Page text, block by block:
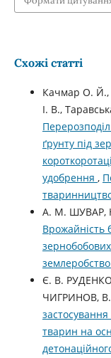
Схожі статті
Качмар О.
І. В.,
ґрунту під
удобрення ,
А. М. ШУВАР,
Врожайність
Є. В.
ЧИГРИНОВ,
тварин на